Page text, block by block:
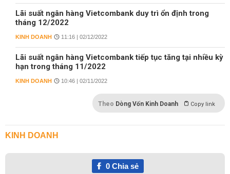
Lãi suất ngân hàng Vietcombank duy trì ổn định trong
tháng 12/2022
KINH DOANH 11:16 | 02/12/2022
Lãi suất ngân hàng Vietcombank tiếp tục tăng tại nhiều kỳ
hạn trong tháng 11/2022
KINH DOANH 10:46 | 02/11/2022
Theo Dòng Vốn Kinh Doanh Copy link
KINH DOANH
0Chia sẻ